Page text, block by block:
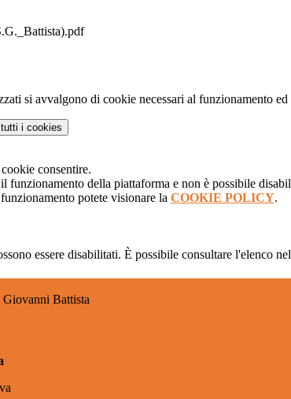
si avvalgono di cookie necessari al funzionamento
i cookies
consentire.
funzionamento della piattaforma e non è possibile
potete visionare la COOKIE POLICY.
essere disabilitati. È possibile consultare l'elenco
Battista